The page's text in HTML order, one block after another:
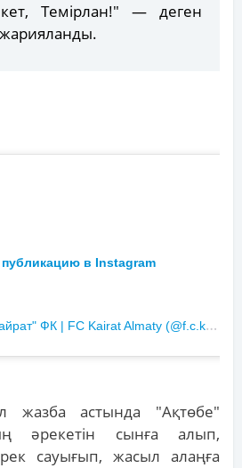
Темірлан!" — деген
в Instagram
П
убликация от "Қайрат" ФК | FC Kairat Almaty (@f.c.kairat)
жазба астында "Ақтөбе"
әрекетін сынға алып,
сауығып, жасыл алаңға